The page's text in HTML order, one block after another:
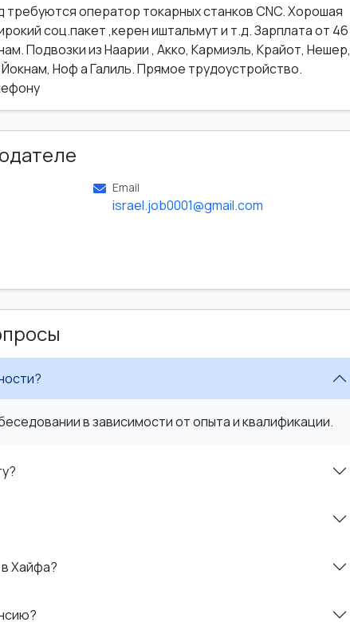
оператор токарных станков CNC. Хорошая
соц.пакет ,керен иштальмут и т.д. Зарплата от
Подвозки из Наарии , Акко, Кармиэль, Крайот, Нешер,
Ноф а Галиль. Прямое трудоустройство.
Email
israel.job0001@gmail.com
в зависимости от опыта и квалификации.
Хайфа?